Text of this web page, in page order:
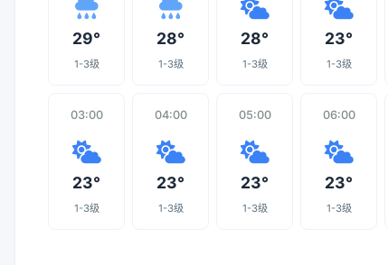
29°
1-3级
28°
1-3级
28°
1-3级
23°
1-3级
03:00
23°
1-3级
04:00
23°
1-3级
05:00
23°
1-3级
06:00
23°
1-3级